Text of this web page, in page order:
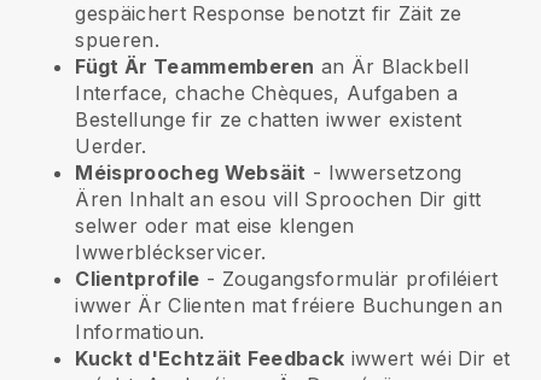
gespäichert Response benotzt fir Zäit ze
spueren.
Fügt Är Teammemberen an Är Blackbell
Interface, chache Chèques, Aufgaben a
Bestellunge fir ze chatten iwwer existent
Uerder.
Méisproocheg Websäit - Iwwersetzong
Ären Inhalt an esou vill Sproochen Dir gitt
selwer oder mat eise klengen
Iwwerbléckservicer.
Clientprofile - Zougangsformulär profiléiert
iwwer Är Clienten mat fréiere Buchungen an
Informatioun.
Kuckt d'Echtzäit Feedback iwwert wéi Dir et